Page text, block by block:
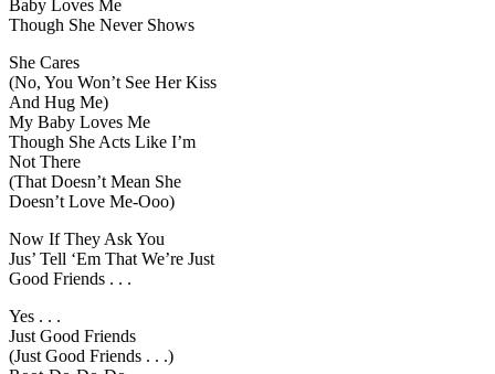
Baby Loves Me
Though She Never Shows
She Cares
(No, You Won’t See Her Kiss
And Hug Me)
My Baby Loves Me
Though She Acts Like I’m
Not There
(That Doesn’t Mean She
Doesn’t Love Me-Ooo)
Now If They Ask You
Jus’ Tell ‘Em That We’re Just
Good Friends . . .
Yes . . .
Just Good Friends
(Just Good Friends . . .)